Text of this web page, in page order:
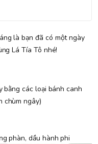
là bạn đã có một ngày
Lá Tía Tô nhé!
bằng các loại bánh canh
chùm ngây)
phàn, dầu hành phi